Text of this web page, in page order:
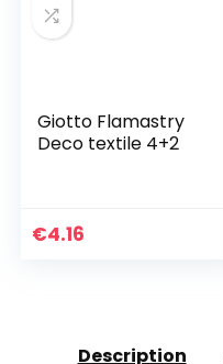
Giotto Flamastry
Deco textile 4+2
€4.16
Description